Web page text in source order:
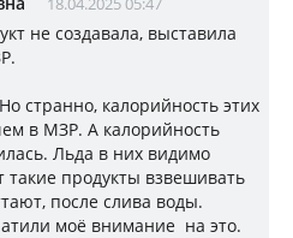
не создавала, выставила
странно, калорийность этих
в МЗР. А калорийность
Льда в них видимо
такие продукты взвешивать
после слива воды.
моё внимание на это.